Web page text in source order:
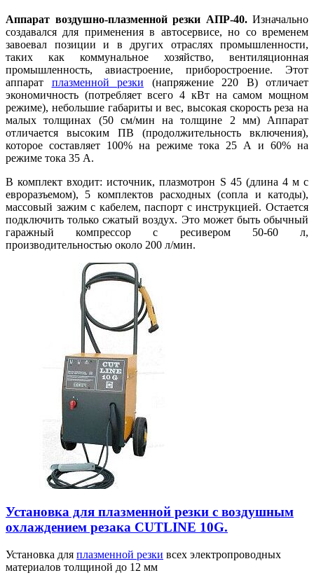
Аппарат воздушно-плазменной резки АПР-40.Изначально
создавался для применения в автосервисе, но со временем
завоевал позиции и в других отраслях промышленности,
таких как коммунальное хозяйство, вентиляционная
промышленность, авиастроение, приборостроение. Этот
аппарат плазменной резки (напряжение 220 В) отличает
экономичность (потребляет всего 4 кВт на самом мощном
режиме), небольшие габариты и вес, высокая скорость реза на
малых толщинах (50 см/мин на толщине 2 мм) Аппарат
отличается высоким ПВ (продолжительность включения),
которое составляет 100% на режиме тока 25 А и 60% на
режиме тока 35 А.
В комплект входит: источник, плазмотрон S 45 (длина 4 м с
евроразъемом), 5 комплектов расходных (сопла и катоды),
массовый зажим с кабелем, паспорт с инструкцией. Остается
подключить только сжатый воздух. Это может быть обычный
гаражный компрессор с ресивером 50-60 л,
производительностью около 200 л/мин.
Установка для плазменной резки с воздушным
охлаждением резака CUTLINE 10G.
Установка для плазменной резки всех электропроводных
материалов толщиной до 12 мм